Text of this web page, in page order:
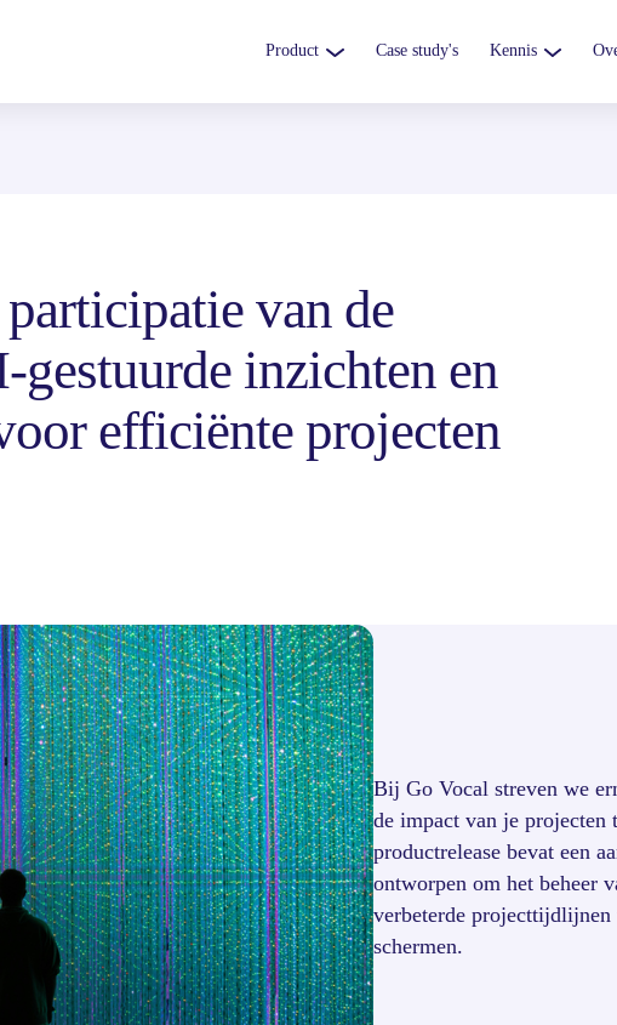
Product Case study's Kennis
van de
gestuurde inzichten en
efficiënte projecten
Bij Go Vocal streven we
de impact van je projecten
productrelease bevat een
ontworpen om het beheer
verbeterde projecttijdlijnen
schermen.